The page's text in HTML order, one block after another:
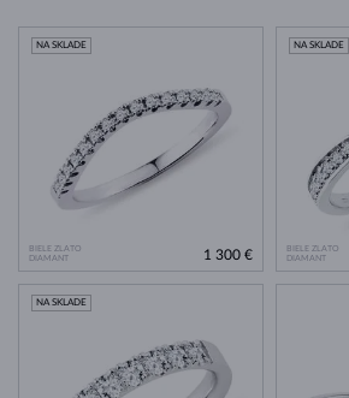
BIELE ZLATO
DIAMANT
NA SKLADE
1 300 €
BIELE ZLATO
DIAMANT
NA SKLADE
NA SKLADE